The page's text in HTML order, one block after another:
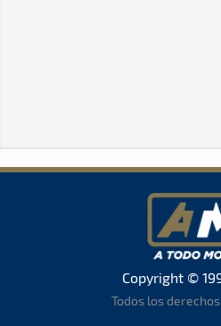
Copyright ©
Todos los